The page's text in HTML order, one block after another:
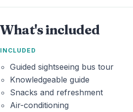
What's included
INCLUDED
Guided sightseeing bus tour
Knowledgeable guide
Snacks and refreshment
Air-conditioning